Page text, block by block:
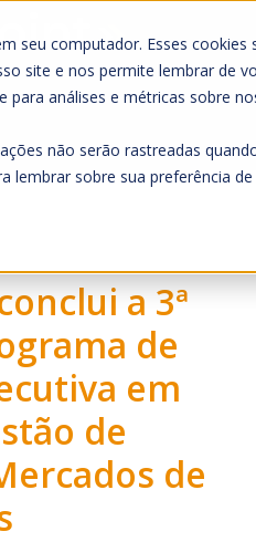
seu computador. Esses
site e nos permite lembrar de
para análises e métricas sobre
não serão rastreadas
lembrar sobre sua preferência
a 3ª
de
em
de
de